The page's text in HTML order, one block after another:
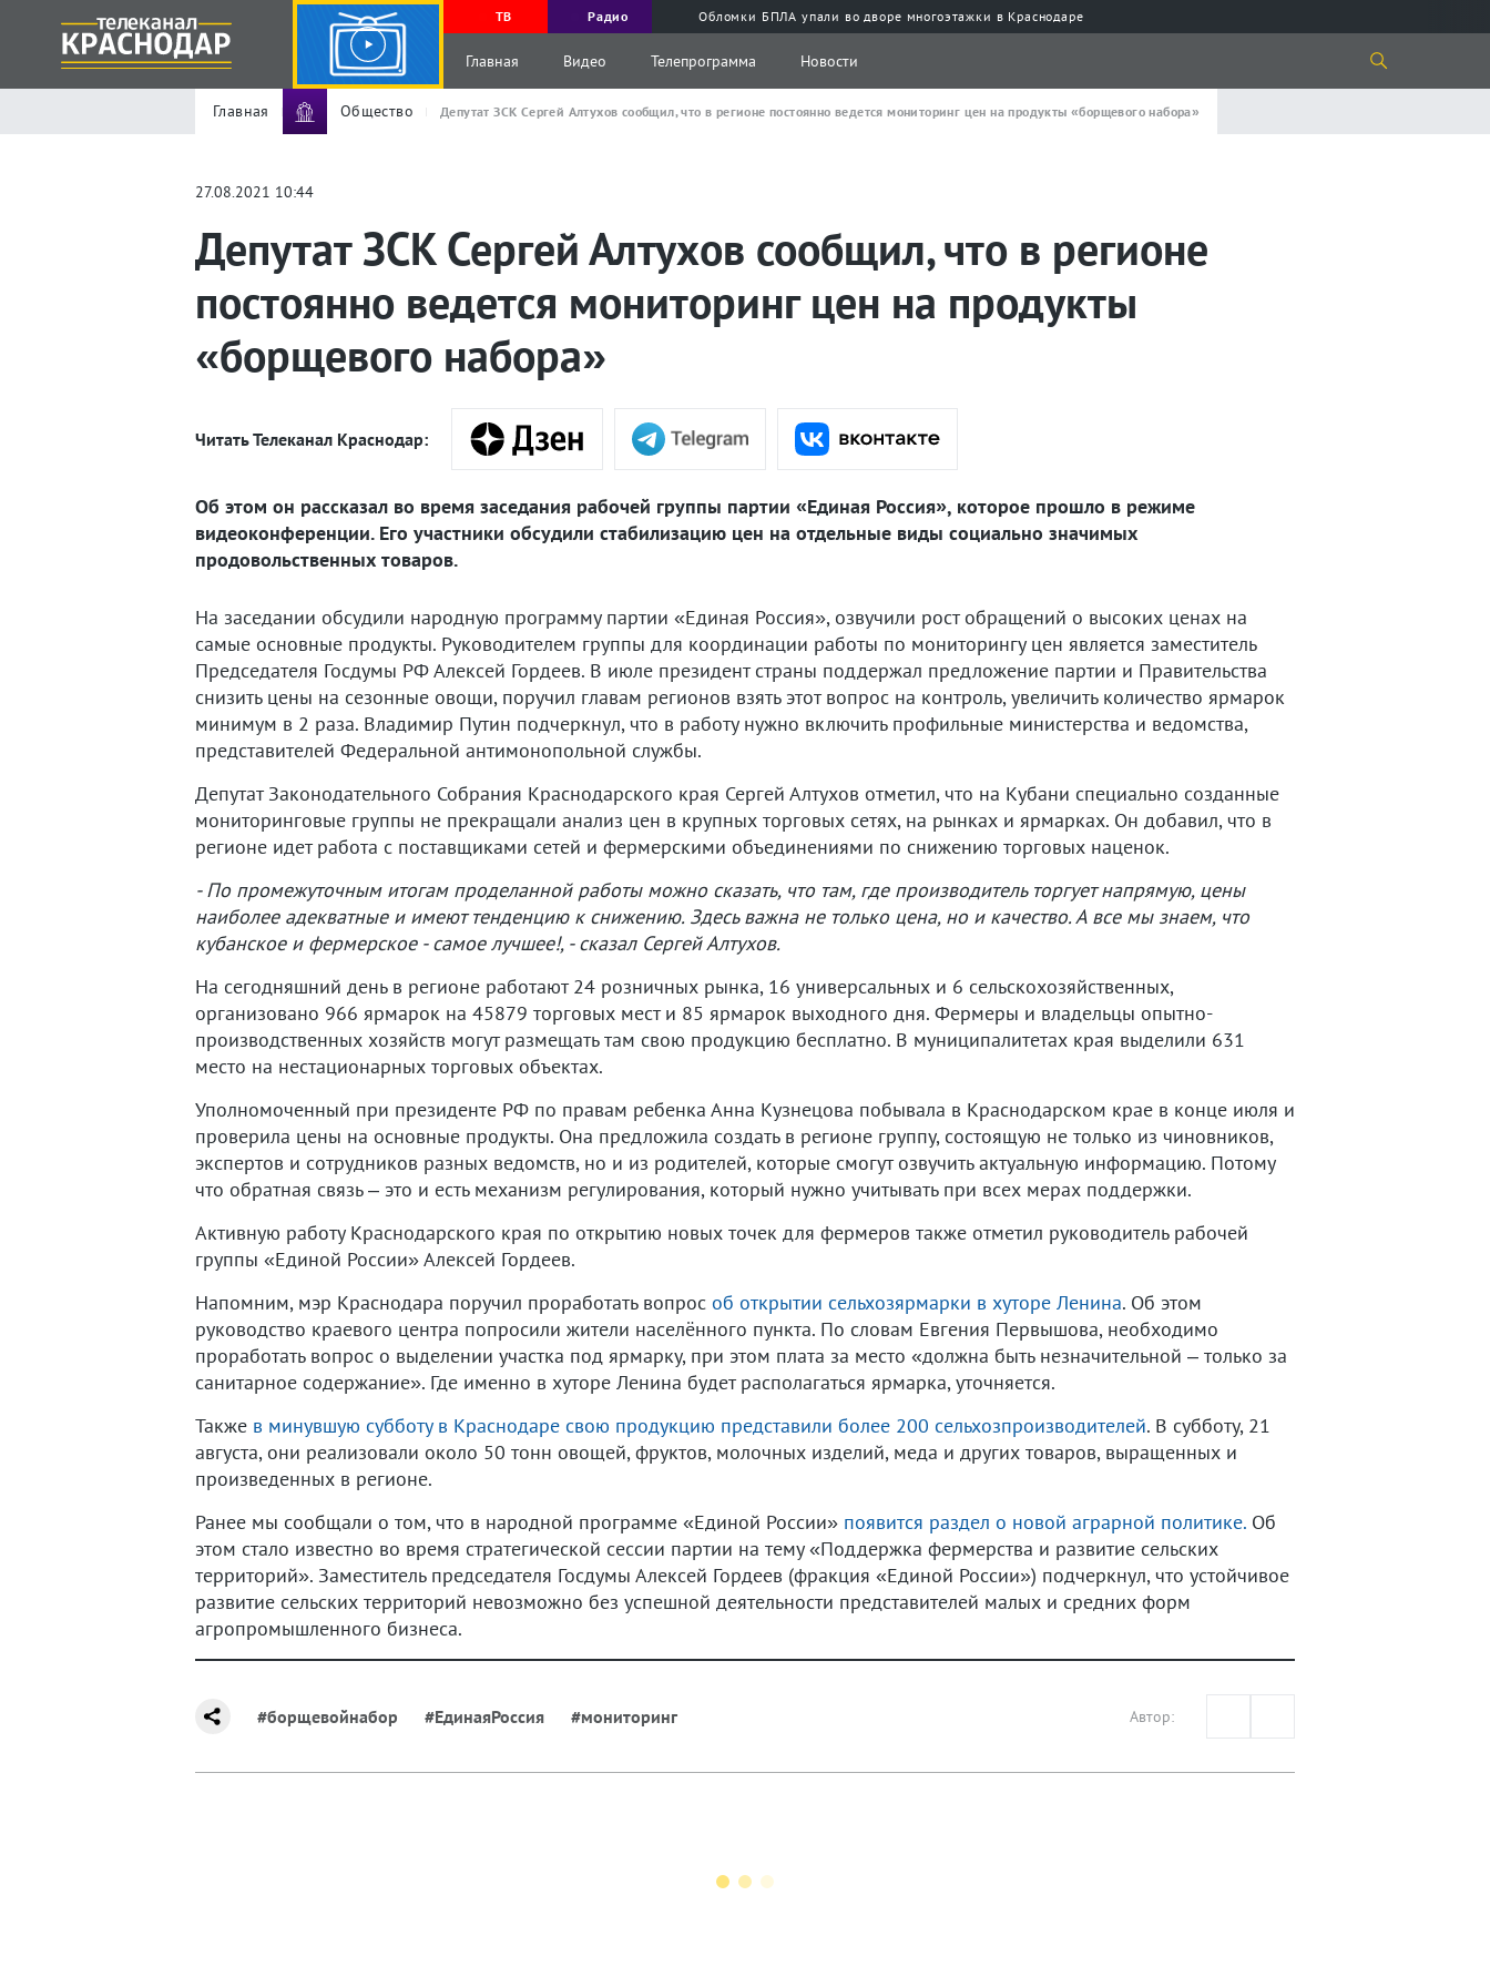
ТВ Радио Обломки БПЛА упали во дворе многоэтажки в Краснодаре
Главная Видео Телепрограмма Новости
Главная Общество Депутат ЗСК Сергей Алтухов сообщил, что в регионе постоянно ведется мониторинг цен на продукты «борщевого набора»
27.08.2021 10:44
Депутат ЗСК Сергей Алтухов сообщил, что в регионе
постоянно ведется мониторинг цен на продукты
«борщевого набора»
Читать Телеканал Краснодар:
Об этом он рассказал во время заседания рабочей группы партии «Единая Россия», которое прошло в режиме
видеоконференции. Его участники обсудили стабилизацию цен на отдельные виды социально значимых
продовольственных товаров.
На заседании обсудили народную программу партии «Единая Россия», озвучили рост обращений о высоких ценах на
самые основные продукты. Руководителем группы для координации работы по мониторингу цен является заместитель
Председателя Госдумы РФ Алексей Гордеев. В июле президент страны поддержал предложение партии и Правительства
снизить цены на сезонные овощи, поручил главам регионов взять этот вопрос на контроль, увеличить количество ярмарок
минимум в 2 раза. Владимир Путин подчеркнул, что в работу нужно включить профильные министерства и ведомства,
представителей Федеральной антимонопольной службы.
Депутат Законодательного Собрания Краснодарского края Сергей Алтухов отметил, что на Кубани специально созданные
мониторинговые группы не прекращали анализ цен в крупных торговых сетях, на рынках и ярмарках. Он добавил, что в
регионе идет работа с поставщиками сетей и фермерскими объединениями по снижению торговых наценок.
- По промежуточным итогам проделанной работы можно сказать, что там, где производитель торгует напрямую, цены
наиболее адекватные и имеют тенденцию к снижению. Здесь важна не только цена, но и качество. А все мы знаем, что
кубанское и фермерское - самое лучшее!, - сказал Сергей Алтухов.
На сегодняшний день в регионе работают 24 розничных рынка, 16 универсальных и 6 сельскохозяйственных,
организовано 966 ярмарок на 45879 торговых мест и 85 ярмарок выходного дня. Фермеры и владельцы опытно-
производственных хозяйств могут размещать там свою продукцию бесплатно. В муниципалитетах края выделили 631
место на нестационарных торговых объектах.
Уполномоченный при президенте РФ по правам ребенка Анна Кузнецова побывала в Краснодарском крае в конце июля и
проверила цены на основные продукты. Она предложила создать в регионе группу, состоящую не только из чиновников,
экспертов и сотрудников разных ведомств, но и из родителей, которые смогут озвучить актуальную информацию. Потому
что обратная связь – это и есть механизм регулирования, который нужно учитывать при всех мерах поддержки.
Активную работу Краснодарского края по открытию новых точек для фермеров также отметил руководитель рабочей
группы «Единой России» Алексей Гордеев.
Напомним, мэр Краснодара поручил проработать вопрос об открытии сельхозярмарки в хуторе Ленина. Об этом
руководство краевого центра попросили жители населённого пункта. По словам Евгения Первышова, необходимо
проработать вопрос о выделении участка под ярмарку, при этом плата за место «должна быть незначительной – только за
санитарное содержание». Где именно в хуторе Ленина будет располагаться ярмарка, уточняется.
Также в минувшую субботу в Краснодаре свою продукцию представили более 200 сельхозпроизводителей. В субботу, 21
августа, они реализовали около 50 тонн овощей, фруктов, молочных изделий, меда и других товаров, выращенных и
произведенных в регионе.
Ранее мы сообщали о том, что в народной программе «Единой России» появится раздел о новой аграрной политике. Об
этом стало известно во время стратегической сессии партии на тему «Поддержка фермерства и развитие сельских
территорий». Заместитель председателя Госдумы Алексей Гордеев (фракция «Единой России») подчеркнул, что устойчивое
развитие сельских территорий невозможно без успешной деятельности представителей малых и средних форм
агропромышленного бизнеса.
#борщевойнабор #ЕдинаяРоссия #мониторинг Автор: